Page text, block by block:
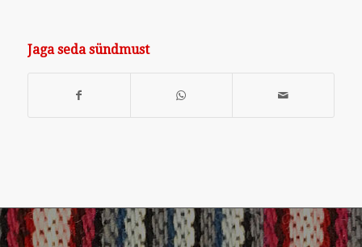
Jaga seda sündmust